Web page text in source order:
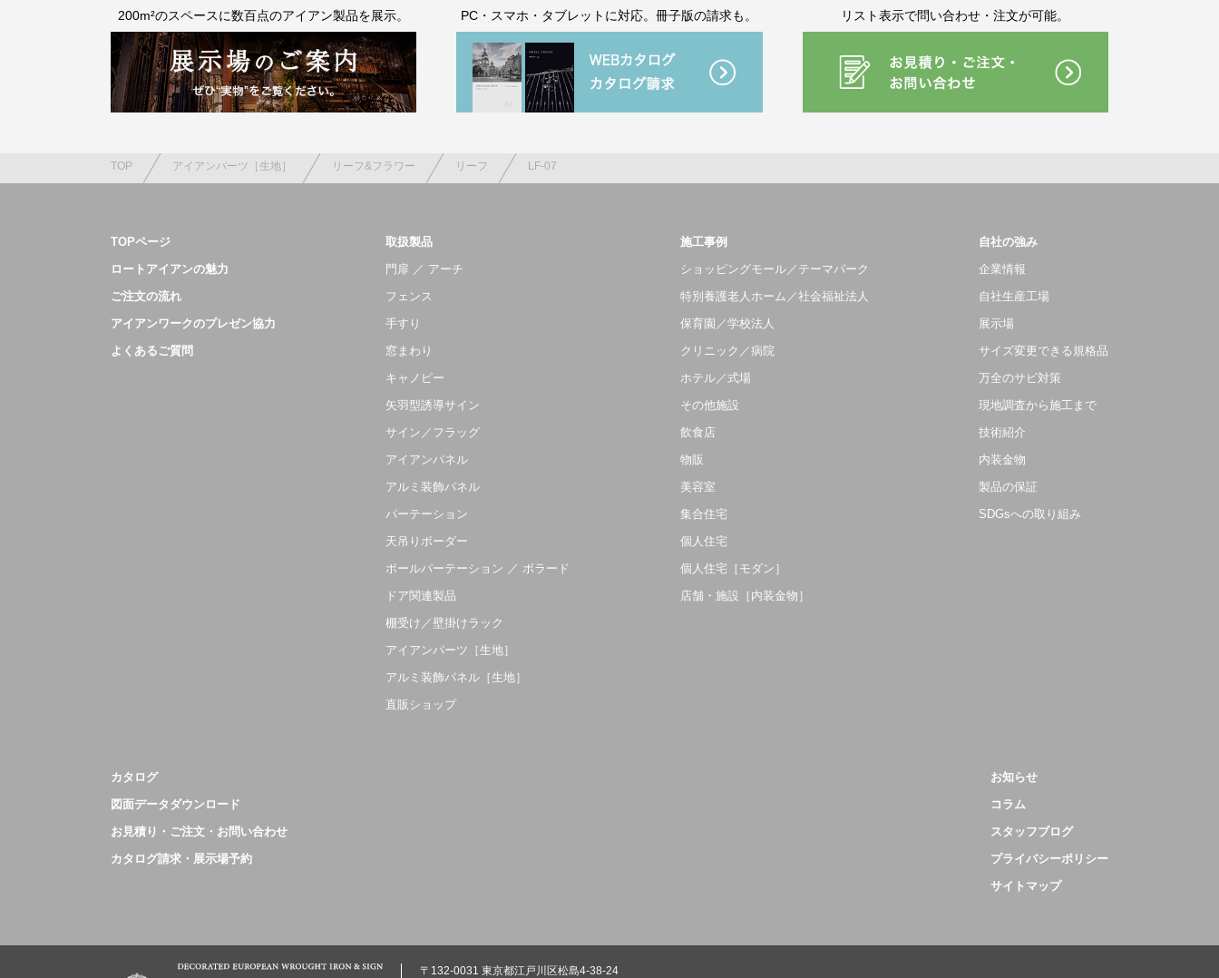
200m²のスペースに数百点のアイアン製品を展示。 PC・スマホ・タブレットに対応。冊子版の請求も。 リスト表示で問い合わせ・注文が可能。
TOP アイアンパーツ［生地］ リーフ&フラワー リーフ LF-07
TOPページ
ロートアイアンの魅力
ご注文の流れ
アイアンワークのプレゼン協力
よくあるご質問
取扱製品
門扉 ／ アーチ
フェンス
手すり
窓まわり
キャノピー
矢羽型誘導サイン
サイン／フラッグ
アイアンパネル
アルミ装飾パネル
パーテーション
天吊りボーダー
ポールパーテーション ／ ボラード
ドア関連製品
棚受け／壁掛けラック
アイアンパーツ［生地］
アルミ装飾パネル［生地］
直販ショップ
施工事例
ショッピングモール／テーマパーク
特別養護老人ホーム／社会福祉法人
保育園／学校法人
クリニック／病院
ホテル／式場
その他施設
飲食店
物販
美容室
集合住宅
個人住宅
個人住宅［モダン］
店舗・施設［内装金物］
自社の強み
企業情報
自社生産工場
展示場
サイズ変更できる規格品
万全のサビ対策
現地調査から施工まで
技術紹介
内装金物
製品の保証
SDGsへの取り組み
カタログ
図面データダウンロード
お見積り・ご注文・お問い合わせ
カタログ請求・展示場予約
お知らせ
コラム
スタッフブログ
プライバシーポリシー
サイトマップ
〒132-0031 東京都江戸川区松島4-38-24